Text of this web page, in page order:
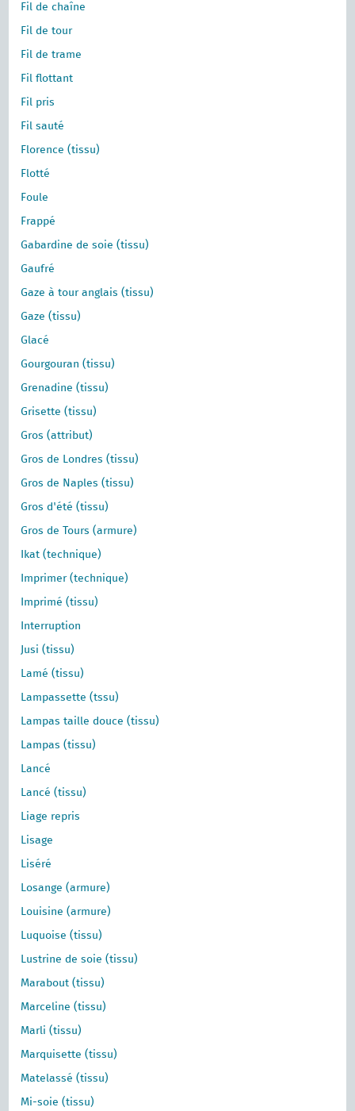
Fil de chaîne
Fil de tour
Fil de trame
Fil flottant
Fil pris
Fil sauté
Florence (tissu)
Flotté
Foule
Frappé
Gabardine de soie (tissu)
Gaufré
Gaze à tour anglais (tissu)
Gaze (tissu)
Glacé
Gourgouran (tissu)
Grenadine (tissu)
Grisette (tissu)
Gros (attribut)
Gros de Londres (tissu)
Gros de Naples (tissu)
Gros d'été (tissu)
Gros de Tours (armure)
Ikat (technique)
Imprimer (technique)
Imprimé (tissu)
Interruption
Jusi (tissu)
Lamé (tissu)
Lampassette (tssu)
Lampas taille douce (tissu)
Lampas (tissu)
Lancé
Lancé (tissu)
Liage repris
Lisage
Liséré
Losange (armure)
Louisine (armure)
Luquoise (tissu)
Lustrine de soie (tissu)
Marabout (tissu)
Marceline (tissu)
Marli (tissu)
Marquisette (tissu)
Matelassé (tissu)
Mi-soie (tissu)